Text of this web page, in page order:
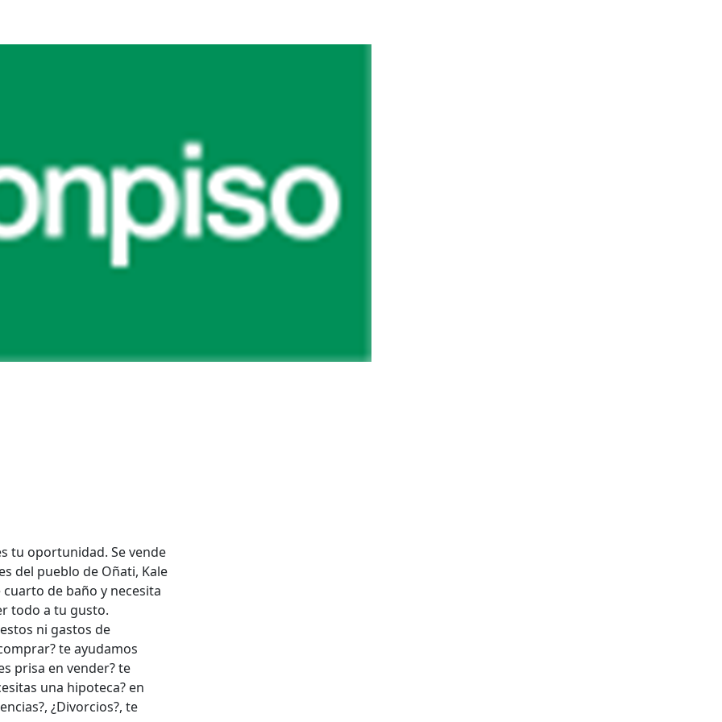
tu oportunidad. Se vende
del pueblo de Oñati, Kale
de baño y necesita
todo a tu gusto.
ni gastos de
te ayudamos
prisa en vender? te
una hipoteca? en
¿Divorcios?, te